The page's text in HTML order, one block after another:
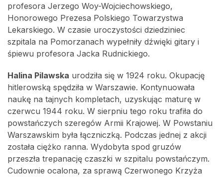
profesora Jerzego Woy-Wojciechowskiego,
Honorowego Prezesa Polskiego Towarzystwa
Lekarskiego. W czasie uroczystości dziedziniec
szpitala na Pomorzanach wypełniły dźwięki gitary i
śpiewu profesora Jacka Rudnickiego.
Halina Pilawska urodziła się w 1924 roku. Okupację
hitlerowską spędziła w Warszawie. Kontynuowała
naukę na tajnych kompletach, uzyskując maturę w
czerwcu 1944 roku. W sierpniu tego roku trafiła do
powstańczych szeregów Armii Krajowej. W Powstaniu
Warszawskim była łączniczką. Podczas jednej z akcji
została ciężko ranna. Wydobyta spod gruzów
przeszła trepanację czaszki w szpitalu powstańczym.
Cudownie ocalona, za sprawą Czerwonego Krzyża